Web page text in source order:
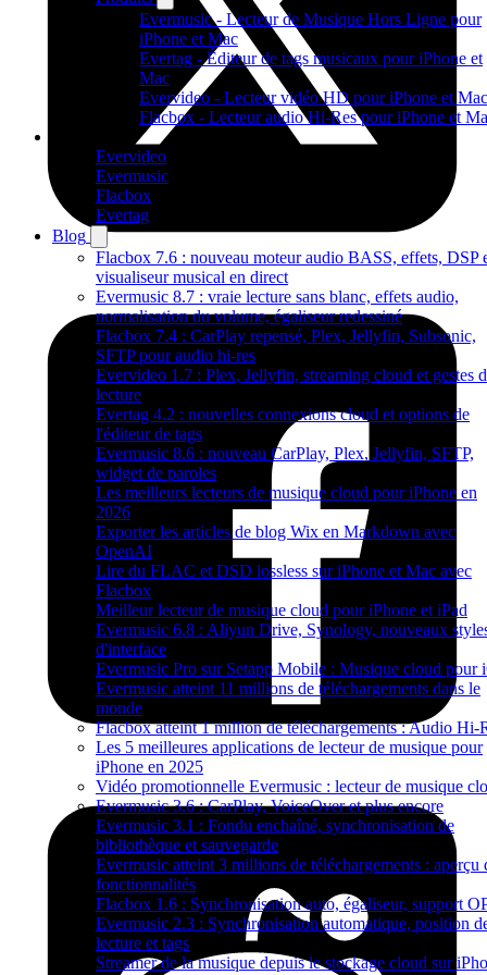
Evermusic - Lecteur de Musique Hors Ligne pour
iPhone et Mac
Evertag - Éditeur de tags musicaux pour iPhone et
Mac
Evervideo - Lecteur vidéo HD pour iPhone et Mac
Flacbox - Lecteur audio Hi-Res pour iPhone et
Evervideo
Evermusic
Flacbox
Evertag
Blog
Flacbox 7.6 : nouveau moteur audio BASS, effets, DSP
visualiseur musical en direct
Evermusic 8.7 : vraie lecture sans blanc, effets audio,
normalisation du volume, égaliseur redessiné
Flacbox 7.4 : CarPlay repensé, Plex, Jellyfin, Subsonic,
SFTP pour audio hi-res
Evervideo 1.7 : Plex, Jellyfin, streaming cloud et gestes
lecture
Evertag 4.2 : nouvelles connexions cloud et options de
l'éditeur de tags
Evermusic 8.6 : nouveau CarPlay, Plex, Jellyfin, SFTP,
widget de paroles
Les meilleurs lecteurs de musique cloud pour iPhone en
2026
Exporter les articles de blog Wix en Markdown avec
OpenAI
Lire du FLAC et DSD lossless sur iPhone et Mac avec
Flacbox
Meilleur lecteur de musique cloud pour iPhone et iPad
Evermusic 6.8 : Aliyun Drive, Synology, nouveaux
d'interface
Evermusic Pro sur Setapp Mobile : Musique cloud pour
Evermusic atteint 11 millions de téléchargements dans le
monde
Flacbox atteint 1 million de téléchargements : Audio Hi-
Les 5 meilleures applications de lecteur de musique pour
iPhone en 2025
Vidéo promotionnelle Evermusic : lecteur de musique
Evermusic 3.6 : CarPlay, VoiceOver et plus encore
Evermusic 3.1 : Fondu enchaîné, synchronisation de
bibliothèque et sauvegarde
Evermusic atteint 3 millions de téléchargements : aperçu
fonctionnalités
Flacbox 1.6 : Synchronisation auto, égaliseur, support
Evermusic 2.3 : Synchronisation automatique, position
lecture et tags
Streamer de la musique depuis le stockage cloud sur